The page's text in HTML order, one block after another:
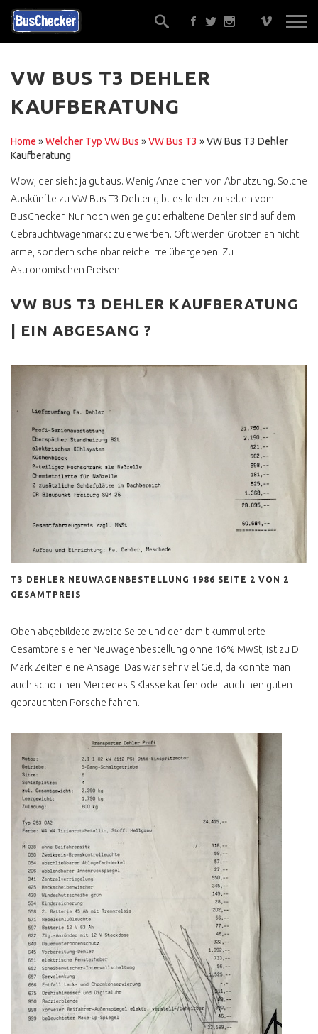
EIN GUTACHTER ?
ALTERNATIVEN
GUT BERATEN ?
TRAUMBUS FINDEN,
SICHER !
ONLINE KOSTENLOS
GELD ÜBERWEISEN ?
WERKSTATTEMPFEHLUNG
REFERENZEN
DU NERVST NICHT
T2 DOKA SHOWCAR
PANGEA
T3 COLA PRITSCHE
T3 1.9 TD RUST N FAST
T3 DOKA SYNCRO
ZUPARKEN FESTIVAL
KOCHEN AM VW BUS
PANGEA FESTIVAL
T3 FOTOBUS GRAFFITI
T1, T6, ID BUZZ ?
VW BUS T1
ONLINEBERATUNG T1
SCHEUNENFUND
VW BUS T2
T2 ANZEIGE UND
REALITÄT
T2 ZWITTERMODELL
T2 FALTDACHCAMPER
KAUFEN
T2 HYPE HÖCHSTPREISE
VW BUS T3 DEHLER
KAUFBERATUNG
Home »Welcher Typ VW Bus »VW Bus T3 »VW Bus T3 Dehler
Kaufberatung
Wow, der sieht ja gut aus. Wenig Anzeichen von Abnutzung. Solche
Auskünfte zu VW Bus T3 Dehler gibt es leider zu selten vom
BusChecker. Nur noch wenige gut erhaltene Dehler sind auf dem
Gebrauchtwagenmarkt zu erwerben. Oft werden Grotten an nicht
arme, sondern scheinbar reiche Irre übergeben. Zu
Astronomischen Preisen.
VW BUS T3 DEHLER KAUFBERATUNG
| EIN ABGESANG ?
T3 DEHLER NEUWAGENBESTELLUNG 1986 SEITE 2 VON 2
GESAMTPREIS
Oben abgebildete zweite Seite und der damit kummulierte
Gesamtpreis einer Neuwagenbestellung ohne 16% MwSt, ist zu D
Mark Zeiten eine Ansage. Das war sehr viel Geld, da konnte man
auch schon nen Mercedes S Klasse kaufen oder auch nen guten
gebrauchten Porsche fahren.